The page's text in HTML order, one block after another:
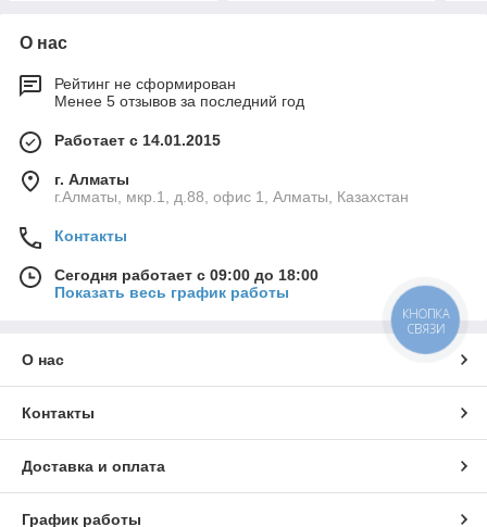
О нас
Рейтинг не сформирован
Менее 5 отзывов за последний год
Работает с 14.01.2015
г. Алматы
г.Алматы, мкр.1, д.88, офис 1, Алматы, Казахстан
Контакты
Сегодня работает с 09:00 до 18:00
Показать весь график работы
О нас
Контакты
Доставка и оплата
График работы
КНОПКА
СВЯЗИ